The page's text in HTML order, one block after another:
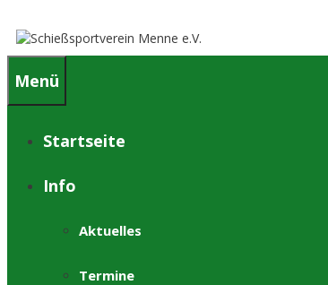
zum
Inhalt
Menü
Startseite
Info
Aktuelles
Termine